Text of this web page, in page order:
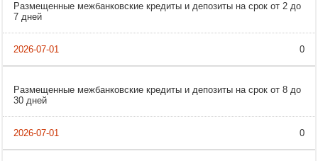
Размещенные межбанковские кредиты и депозиты на срок от 2 до
7 дней
0
Размещенные межбанковские кредиты и депозиты на срок от 8 до
30 дней
0